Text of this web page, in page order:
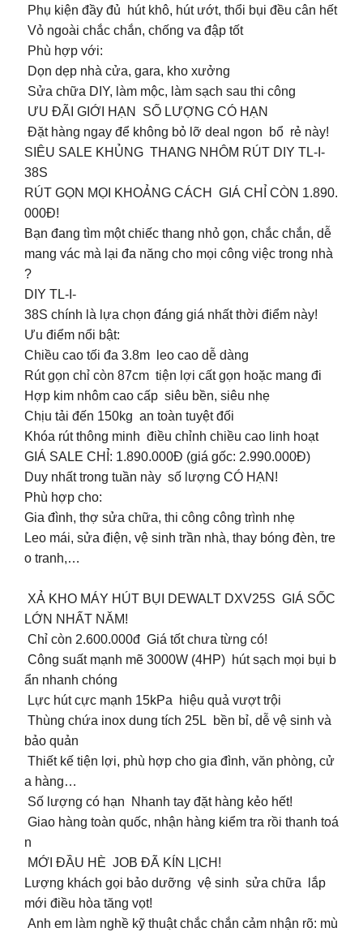
Phụ kiện đầy đủ hút khô, hút ướt, thổi bụi đều cân hết
Vỏ ngoài chắc chắn, chống va đập tốt
Phù hợp với:
Dọn dẹp nhà cửa, gara, kho xưởng
Sửa chữa DIY, làm mộc, làm sạch sau thi công
ƯU ĐÃI GIỚI HẠN SỐ LƯỢNG CÓ HẠN
Đặt hàng ngay để không bỏ lỡ deal ngon bổ rẻ này!
SIÊU SALE KHỦNG THANG NHÔM RÚT DIY TL-I-
38S
RÚT GỌN MỌI KHOẢNG CÁCH GIÁ CHỈ CÒN 1.890.
000Đ!
Bạn đang tìm một chiếc thang nhỏ gọn, chắc chắn, dễ
mang vác mà lại đa năng cho mọi công việc trong nhà
?
DIY TL-I-
38S chính là lựa chọn đáng giá nhất thời điểm này!
Ưu điểm nổi bật:
Chiều cao tối đa 3.8m leo cao dễ dàng
Rút gọn chỉ còn 87cm tiện lợi cất gọn hoặc mang đi
Hợp kim nhôm cao cấp siêu bền, siêu nhẹ
Chịu tải đến 150kg an toàn tuyệt đối
Khóa rút thông minh điều chỉnh chiều cao linh hoạt
GIÁ SALE CHỈ: 1.890.000Đ (giá gốc: 2.990.000Đ)
Duy nhất trong tuần này số lượng CÓ HẠN!
Phù hợp cho:
Gia đình, thợ sửa chữa, thi công công trình nhẹ
Leo mái, sửa điện, vệ sinh trần nhà, thay bóng đèn, tre
o tranh,…
XẢ KHO MÁY HÚT BỤI DEWALT DXV25S GIÁ SỐC
LỚN NHẤT NĂM!
Chỉ còn 2.600.000đ Giá tốt chưa từng có!
Công suất mạnh mẽ 3000W (4HP) hút sạch mọi bụi b
ẩn nhanh chóng
Lực hút cực mạnh 15kPa hiệu quả vượt trội
Thùng chứa inox dung tích 25L bền bỉ, dễ vệ sinh và
bảo quản
Thiết kế tiện lợi, phù hợp cho gia đình, văn phòng, cử
a hàng…
Số lượng có hạn Nhanh tay đặt hàng kẻo hết!
Giao hàng toàn quốc, nhận hàng kiểm tra rồi thanh toá
n
MỚI ĐẦU HÈ JOB ĐÃ KÍN LỊCH!
Lượng khách gọi bảo dưỡng vệ sinh sửa chữa lắp
mới điều hòa tăng vọt!
Anh em làm nghề kỹ thuật chắc chắn cảm nhận rõ: mù